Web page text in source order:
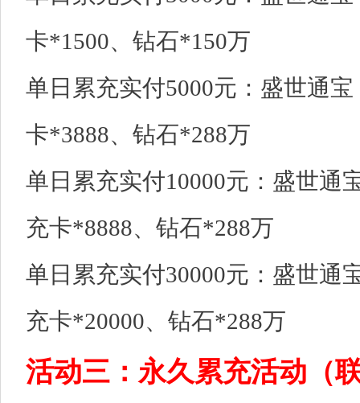
卡*1500、钻石*150万
单日累充实付5000元：盛世通
卡*3888、钻石*288万
单日累充实付10000元：盛世通
充卡*8888、钻石*288万
单日累充实付30000元：盛世通
充卡*20000、钻石*288万
活动三：永久累充活动（